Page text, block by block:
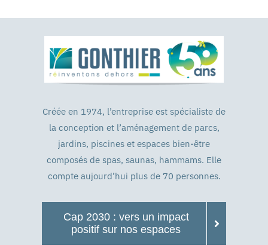
Créée en 1974, l’entreprise est spécialiste de
la conception et l’aménagement de parcs,
jardins, piscines et espaces bien-être
composés de spas, saunas, hammams. Elle
compte aujourd’hui plus de 70 personnes.
Cap 2030 : vers un impact
positif sur nos espaces